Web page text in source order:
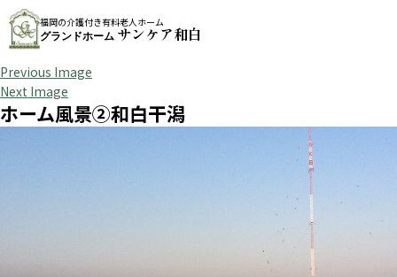
福岡の介護付き有料老人ホーム
グランドホーム サンケア和白
Previous Image
Next Image
ホーム風景②和白干潟